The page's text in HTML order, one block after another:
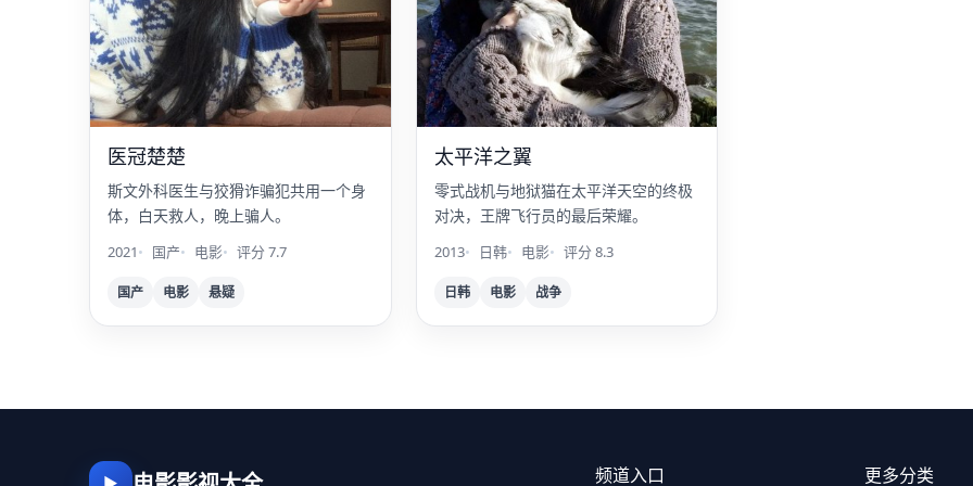
医冠楚楚
斯文外科医生与狡猾诈骗犯共用一个身
体，白天救人，晚上骗人。
2021 国产 电影 评分 7.7
国产 电影 悬疑
太平洋之翼
零式战机与地狱猫在太平洋天空的终极
对决，王牌飞行员的最后荣耀。
2013 日韩 电影 评分 8.3
日韩 电影 战争
频道入口 更多分类